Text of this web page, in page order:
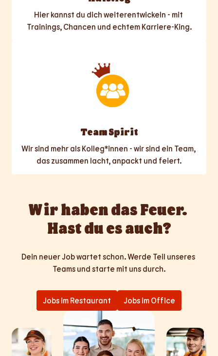
Hier kannst du dich weiterentwickeln - mit
Trainings, Chancen und echtem Karriere-King.
Team Spirit
Wir sind mehr als Kolleg*innen - wir sind ein Team,
das zusammen lacht, anpackt und feiert.
Wir haben das Feuer.
Hast du es auch?
Dein neuer Job wartet schon. Werde Teil unseres
Teams und starte mit uns durch.
Jobs im Restaurant Jobs im Office